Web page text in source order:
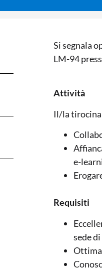
Si segnala
LM-94
Attività
Il/la
e-
Requisiti
sede
Ottima